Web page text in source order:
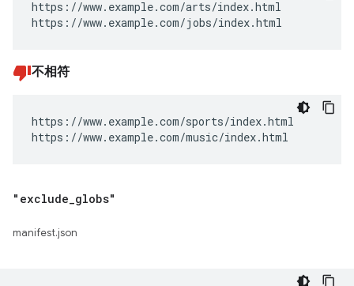
https://www.example.com/arts/index.html
https://www.example.com/jobs/index.html
不相符
https://www.example.com/sports/index.html
https://www.example.com/music/index.html
"exclude globs"
manifest.json